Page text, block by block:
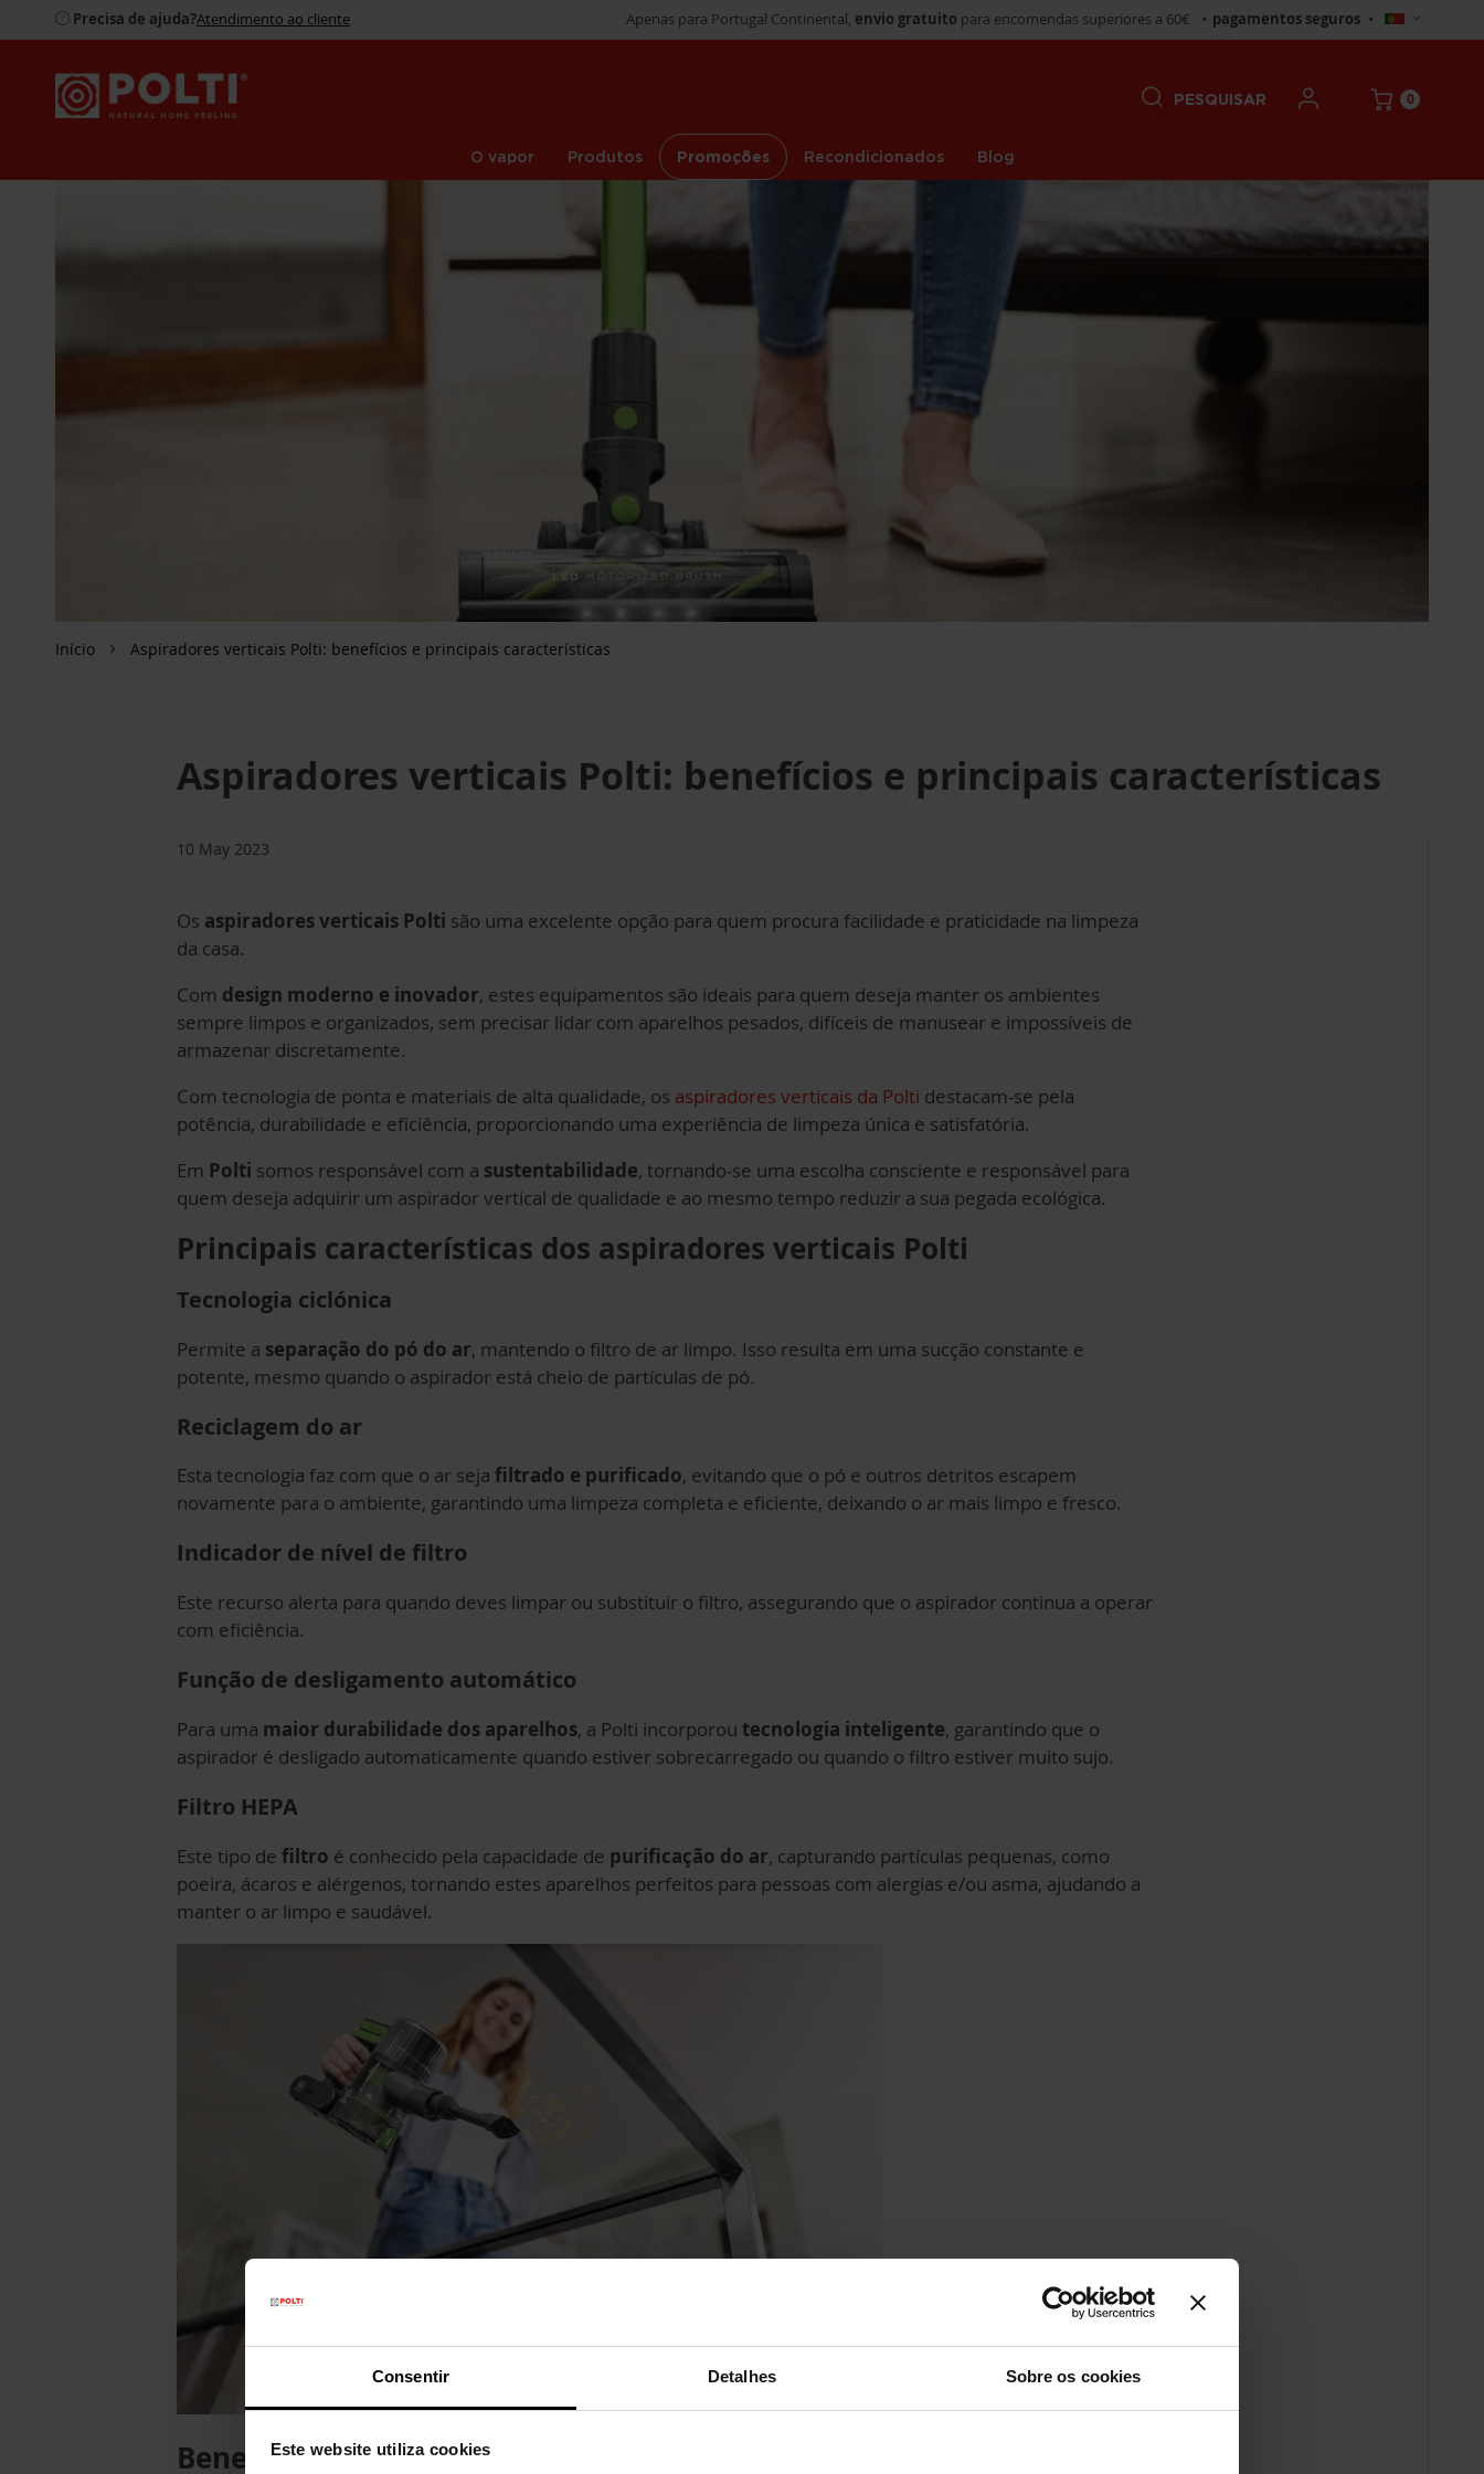
Consentir Detalhes Sobre os cookies
Este website utiliza cookies
Precisa de ajuda?Atendimento ao cliente Apenas para Portugal Continental, envio gratuito para encomendas superiores a 60€ • pagamentos seguros •
Selecionar
Loja
O vapor Produtos Promoções Recondicionados Blog
PESQUISAR 0
Início Aspiradores verticais Polti: benefícios e principais características
Aspiradores verticais Polti: benefícios e principais características
10 May 2023
Os aspiradores verticais Polti são uma excelente opção para quem procura facilidade e praticidade na limpeza
da casa.
Com design moderno e inovador, estes equipamentos são ideais para quem deseja manter os ambientes
sempre limpos e organizados, sem precisar lidar com aparelhos pesados, difíceis de manusear e impossíveis de
armazenar discretamente.
Com tecnologia de ponta e materiais de alta qualidade, os aspiradores verticais da Polti destacam-se pela
potência, durabilidade e eficiência, proporcionando uma experiência de limpeza única e satisfatória.
Em Polti somos responsável com a sustentabilidade, tornando-se uma escolha consciente e responsável para
quem deseja adquirir um aspirador vertical de qualidade e ao mesmo tempo reduzir a sua pegada ecológica.
Principais características dos aspiradores verticais Polti
Tecnologia ciclónica
Permite a separação do pó do ar, mantendo o filtro de ar limpo. Isso resulta em uma sucção constante e
potente, mesmo quando o aspirador está cheio de partículas de pó.
Reciclagem do ar
Esta tecnologia faz com que o ar seja filtrado e purificado, evitando que o pó e outros detritos escapem
novamente para o ambiente, garantindo uma limpeza completa e eficiente, deixando o ar mais limpo e fresco.
Indicador de nível de filtro
Este recurso alerta para quando deves limpar ou substituir o filtro, assegurando que o aspirador continua a operar
com eficiência.
Função de desligamento automático
Para uma maior durabilidade dos aparelhos, a Polti incorporou tecnologia inteligente, garantindo que o
aspirador é desligado automaticamente quando estiver sobrecarregado ou quando o filtro estiver muito sujo.
Filtro HEPA
Este tipo de filtro é conhecido pela capacidade de purificação do ar, capturando partículas pequenas, como
poeira, ácaros e alérgenos, tornando estes aparelhos perfeitos para pessoas com alergias e/ou asma, ajudando a
manter o ar limpo e saudável.
Benefícios dos aspiradores verticais da Polti